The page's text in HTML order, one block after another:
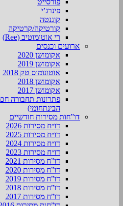
פינרג’י
קוגנטה
קורטיקה/קרטיקה
רי אוטומוטיב (Ree)
ארועים וכנסים
אקומושן 2020
אקומושן 2019
אוטונומוס טק 2018
אקומושן 2018
אקומושן 2017
פתרונות תחבורה
הבינתחומי)
דו”חות מסירות חודשיים
דו״ח מסירות 2026
דו״ח מסירות 2025
דו״ח מסירות 2024
דו״ח מסירות 2023
דו”ח מסירות 2021
דו”ח מסירות 2020
דו”ח מסירות 2019
דו”ח מסירות 2018
דו”ח מסירות 2017